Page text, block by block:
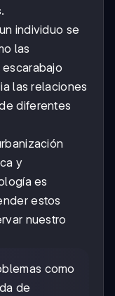
individuo se
las
las relaciones
diferentes
y
es
estos
nuestro
como
de